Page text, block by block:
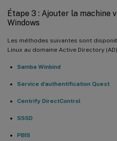
Étape 3 : Ajouter la machine
Windows
Les méthodes suivantes sont
Linux au domaine Active Directory
Samba Winbind
Service d’authentification Quest
Centrify DirectControl
SSSD
PBIS